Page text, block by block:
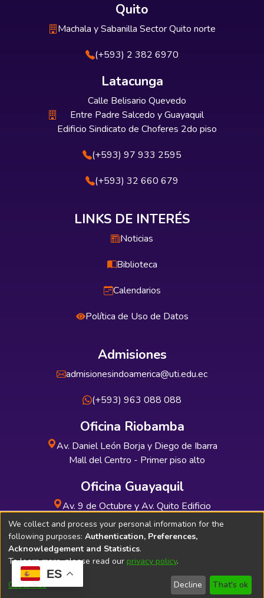
ES
Quito
Machala y Sabanilla Sector Quito norte
(+593) 2 382 6970
Latacunga
Calle Belisario Quevedo
Entre Padre Salcedo y Guayaquil
Edificio Sindicato de Choferes 2do piso
(+593) 97 933 2595
(+593) 32 660 679
LINKS DE INTERÉS
Noticias
Biblioteca
Calendarios
Política de Uso de Datos
Admisiones
admisionesindoamerica@uti.edu.ec
(+593) 963 088 088
Oficina Riobamba
Av. Daniel León Borja y Diego de Ibarra
Mall del Centro - Primer piso alto
Oficina Guayaquil
Av. 9 de Octubre y Av. Quito Edificio
INDUAUTO - Planta baja
Soporte Técnico Bibliolatino.com
We collect and process your personal information for the
following purposes: Authentication, Preferences,
Acknowledgement and Statistics.
To learn more, please read our privacy policy.
Customize Decline That's ok